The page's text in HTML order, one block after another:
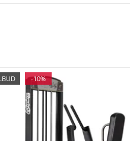
-10%